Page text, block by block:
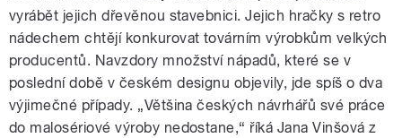
vyrábět jejich dřevěnou stavebnici. Jejich hračky s retro
nádechem chtějí konkurovat továrním výrobkům velkých
producentů. Navzdory množství nápadů, které se v
poslední době v českém designu objevily, jde spíš o dva
výjimečné případy. „Většina českých návrhářů své práce
do malosériové výroby nedostane,“ říká Jana Vinšová z